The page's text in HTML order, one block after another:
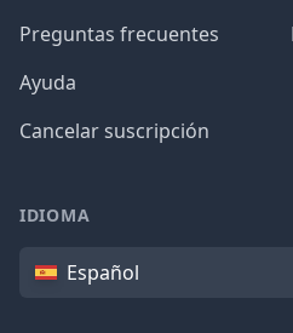
Preguntas frecuentes
Ayuda
Cancelar suscripción
IDIOMA
IdiomaEspañol